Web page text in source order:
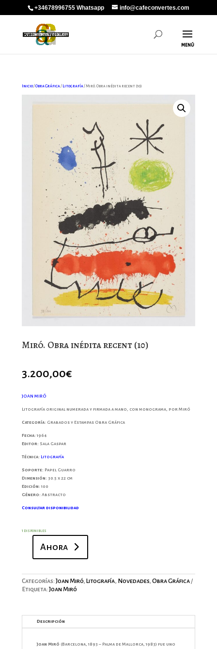
+34678996755 Whatsapp info@cafeconvertes.com
Inicio/Obra Gráfica/ Litografía/ Miró. Obra inédita recent (10)
Miró. Obra inédita recent (10)
3.200,00€
JOAN MIRÓ
Litografía original numerada y firmada a mano, con monograma, por Miró
Categoría: Grabados y Estampas Obra Gráfica
Fecha: 1964
Editor: Sala Gaspar
Técnica: Litografía
Soporte: Papel Guarro
Dimensión: 30.5 x 22 cm
Edición: 100
Género: Abstracto
Consultar disponibilidad
1 disponibles
Obra
recent
(10)
cantidad
Ahora
Categorías: Joan Miró, Litografía, Novedades, Obra Gráfica
Etiqueta: Joan Miró
Descripción
Joan Miró (Barcelona, 1893 – Palma de Mallorca, 1983) fue uno